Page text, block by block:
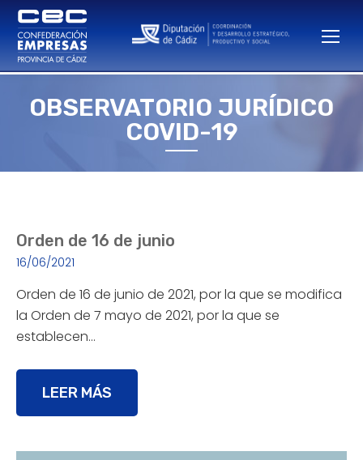
OBSERVATORIO JURÍDICO
COVID-19
Estás aquí:
Orden de 16 de junio
16/06/2021
Orden de 16 de junio de 2021, por la que se modifica
la Orden de 7 mayo de 2021, por la que se
establecen…
LEER MÁS